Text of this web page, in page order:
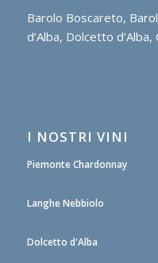
Barolo Boscareto,
d’Alba, Dolcetto d’Alba,
I NOSTRI VINI
Piemonte Chardonnay
Langhe Nebbiolo
Dolcetto d'Alba